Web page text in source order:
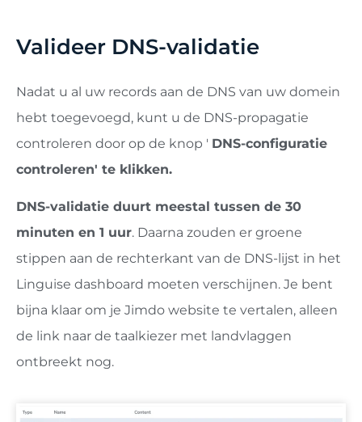
Valideer DNS-validatie
Nadat u al uw records aan de DNS van uw domein
hebt toegevoegd, kunt u de DNS-propagatie
controleren door op de knop ' DNS-configuratie
controleren' te klikken.
DNS-validatie duurt meestal tussen de 30
minuten en 1 uur. Daarna zouden er groene
stippen aan de rechterkant van de DNS-lijst in het
Linguise dashboard moeten verschijnen. Je bent
bijna klaar om je Jimdo website te vertalen, alleen
de link naar de taalkiezer met landvlaggen
ontbreekt nog.